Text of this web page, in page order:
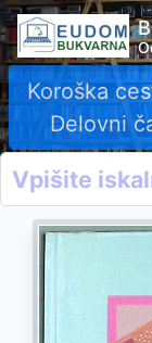
Koroška
Delovni